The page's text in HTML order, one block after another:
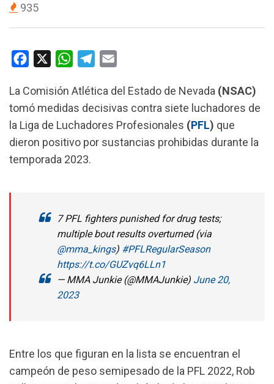
935
c
e
b
o
o
W
a
t
s
A
p
l
e
g
r
a
i
l
La Comisión Atlética del Estado de Nevada (NSAC)
tomó medidas decisivas contra siete luchadores de
la Liga de Luchadores Profesionales (PFL) que
dieron positivo por sustancias prohibidas durante la
temporada 2023.
7 PFL fighters punished for drug tests;
multiple bout results overturned (via
@mma_kings) #PFLRegularSeason
https://t.co/GUZvq6LLn1
— MMA Junkie (@MMAJunkie) June 20,
2023
Entre los que figuran en la lista se encuentran el
campeón de peso semipesado de la PFL 2022, Rob